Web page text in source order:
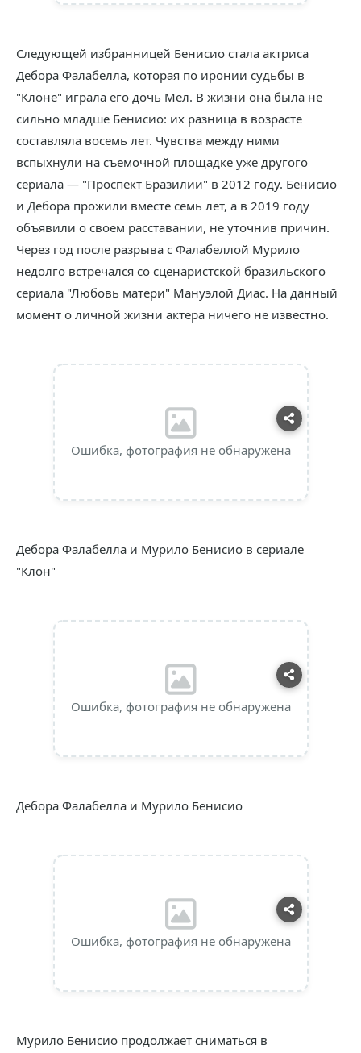
Следующей избранницей Бенисио стала актриса
Дебора Фалабелла, которая по иронии судьбы в
"Клоне" играла его дочь Мел. В жизни она была не
сильно младше Бенисио: их разница в возрасте
составляла восемь лет. Чувства между ними
вспыхнули на съемочной площадке уже другого
сериала — "Проспект Бразилии" в 2012 году. Бенисио
и Дебора прожили вместе семь лет, а в 2019 году
объявили о своем расставании, не уточнив причин.
Через год после разрыва с Фалабеллой Мурило
недолго встречался со сценаристской бразильского
сериала "Любовь матери" Мануэлой Диас. На данный
момент о личной жизни актера ничего не известно.
Ошибка, фотография не обнаружена
Дебора Фалабелла и Мурило Бенисио в сериале
"Клон"
Ошибка, фотография не обнаружена
Дебора Фалабелла и Мурило Бенисио
Ошибка, фотография не обнаружена
Мурило Бенисио продолжает сниматься в